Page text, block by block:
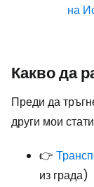
на
Какво да
Преди да
други мои
👉
из града)